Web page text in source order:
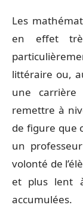
Les
en effet
littéraire ou,
une carrière
remettre à
de figure que
un
volonté de
et plus lent
accumulées.